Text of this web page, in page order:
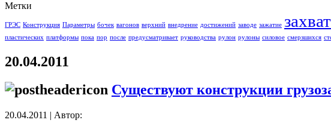
Метки
ГРЭС Конструкция Параметры бочек вагонов верхний внедрение достижений заводе зажатие
пластических платформы пока пор после предусматривает руководства рулон рулоны силовое смерзшихся
20.04.2011
Существуют конструкции
20.04.2011 | Автор: